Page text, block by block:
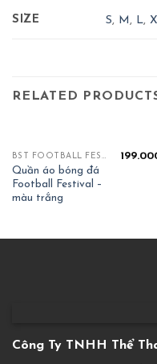
SIZE S, M , L,
RELATED
BST FOOTBALL FESTIVAL
Quần áo bóng đá
Football Festival –
màu trắng
Công Ty TNHH Thể